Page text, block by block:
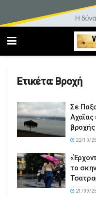
Ετικέτα: Βροχή
Σε
βροχής
22/10/25
το
21/09/25